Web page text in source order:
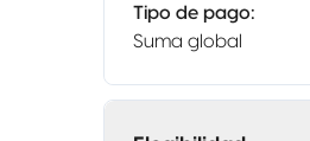
Tipo de pago:
Suma global